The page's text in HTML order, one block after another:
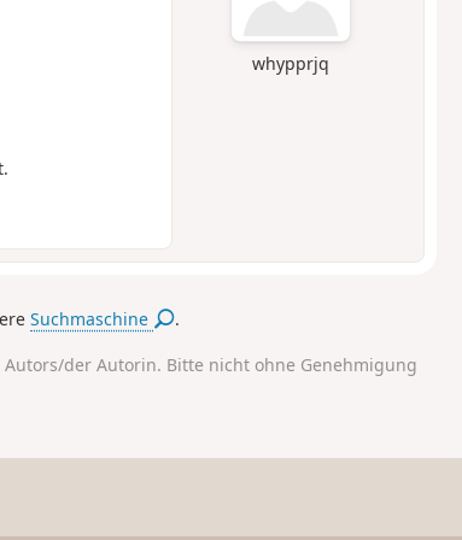
whypprjq
Suchmaschine .
der Autorin. Bitte nicht ohne Genehmigung